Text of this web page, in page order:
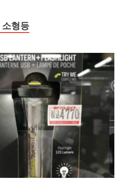
소형등